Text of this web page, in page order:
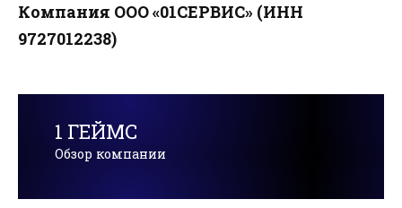
Компания ООО «01СЕРВИС» (ИНН
9727012238)
1 ГЕЙМС
Обзор компании